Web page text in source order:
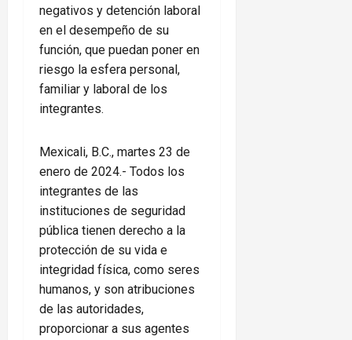
negativos y detención laboral
en el desempeño de su
función, que puedan poner en
riesgo la esfera personal,
familiar y laboral de los
integrantes.
Mexicali, B.C., martes 23 de
enero de 2024.- Todos los
integrantes de las
instituciones de seguridad
pública tienen derecho a la
protección de su vida e
integridad física, como seres
humanos, y son atribuciones
de las autoridades,
proporcionar a sus agentes